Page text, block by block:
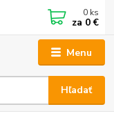
Menu
Hľadať
0 ks
za 0 €